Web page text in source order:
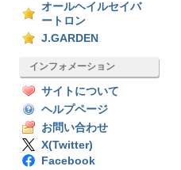
オールヘイルセイバ
ートロン
J.GARDEN
インフォメーション
サイトについて
ヘルプページ
お問い合わせ
X(Twitter)
Facebook